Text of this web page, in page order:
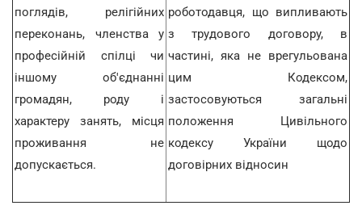
поглядів, релігійних
переконань, членства у
професійній спілці чи
іншому об'єднанні
громадян, роду і
характеру занять, місця
проживання не
допускається.
роботодавця, що випливають
з трудового договору, в
частині, яка не врегульована
цим Кодексом,
застосовуються загальні
положення Цивільного
кодексу України щодо
договірних відносин